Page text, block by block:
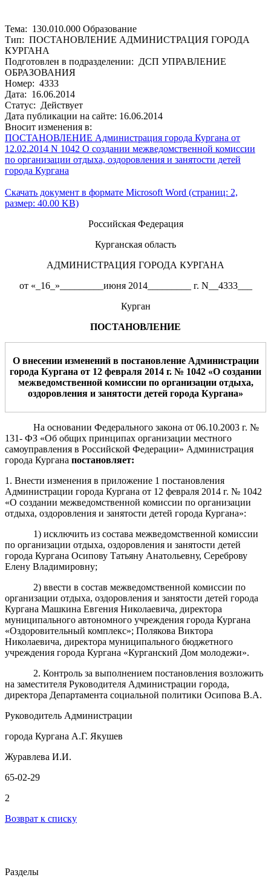
Тема: 130.010.000 Образование
Тип: ПОСТАНОВЛЕНИЕ АДМИНИСТРАЦИЯ ГОРОДА
КУРГАНА
Подготовлен в подразделении: ДСП УПРАВЛЕНИЕ
ОБРАЗОВАНИЯ
Номер: 4333
Дата: 16.06.2014
Статус: Действует
Дата публикации на сайте: 16.06.2014
Вносит изменения в:
ПОСТАНОВЛЕНИЕ Администрация города Кургана от
12.02.2014 N 1042 О создании межведомственной комиссии
по организации отдыха, оздоровления и занятости детей
города Кургана
Скачать документ в формате Microsoft Word (страниц: 2,
размер: 40.00 KB)
Российская Федерация
Курганская область
АДМИНИСТРАЦИЯ ГОРОДА КУРГАНА
от «_16_»_________июня 2014_________ г. N__4333___
Курган
ПОСТАНОВЛЕНИЕ
О внесении изменений в постановление Администрации
города Кургана от 12 февраля 2014 г. № 1042 «О создании
межведомственной комиссии по организации отдыха,
оздоровления и занятости детей города Кургана»
На основании Федерального закона от 06.10.2003 г. №
131- ФЗ «Об общих принципах организации местного
самоуправления в Российской Федерации» Администрация
города Кургана постановляет:
1. Внести изменения в приложение 1 постановления
Администрации города Кургана от 12 февраля 2014 г. № 1042
«О создании межведомственной комиссии по организации
отдыха, оздоровления и занятости детей города Кургана»:
1) исключить из состава межведомственной комиссии
по организации отдыха, оздоровления и занятости детей
города Кургана Осипову Татьяну Анатольевну, Сереброву
Елену Владимировну;
2) ввести в состав межведомственной комиссии по
организации отдыха, оздоровления и занятости детей города
Кургана Машкина Евгения Николаевича, директора
муниципального автономного учреждения города Кургана
«Оздоровительный комплекс»; Полякова Виктора
Николаевича, директора муниципального бюджетного
учреждения города Кургана «Курганский Дом молодежи».
2. Контроль за выполнением постановления возложить
на заместителя Руководителя Администрации города,
директора Департамента социальной политики Осипова В.А.
Руководитель Администрации
города Кургана А.Г. Якушев
Журавлева И.И.
65-02-29
2
Возврат к списку
Разделы